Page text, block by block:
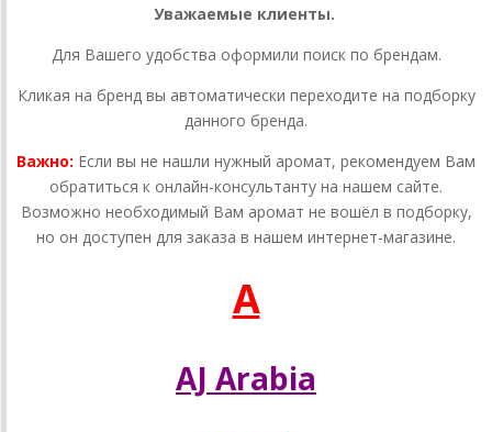
Уважаемые клиенты.
Для Вашего удобства оформили поиск по брендам.
Кликая на бренд вы автоматически переходите на подборку
данного бренда.
Важно: Если вы не нашли нужный аромат, рекомендуем Вам
обратиться к онлайн-консультанту на нашем сайте.
Возможно необходимый Вам аромат не вошёл в подборку,
но он доступен для заказа в нашем интернет-магазине.
A
AJ Arabia